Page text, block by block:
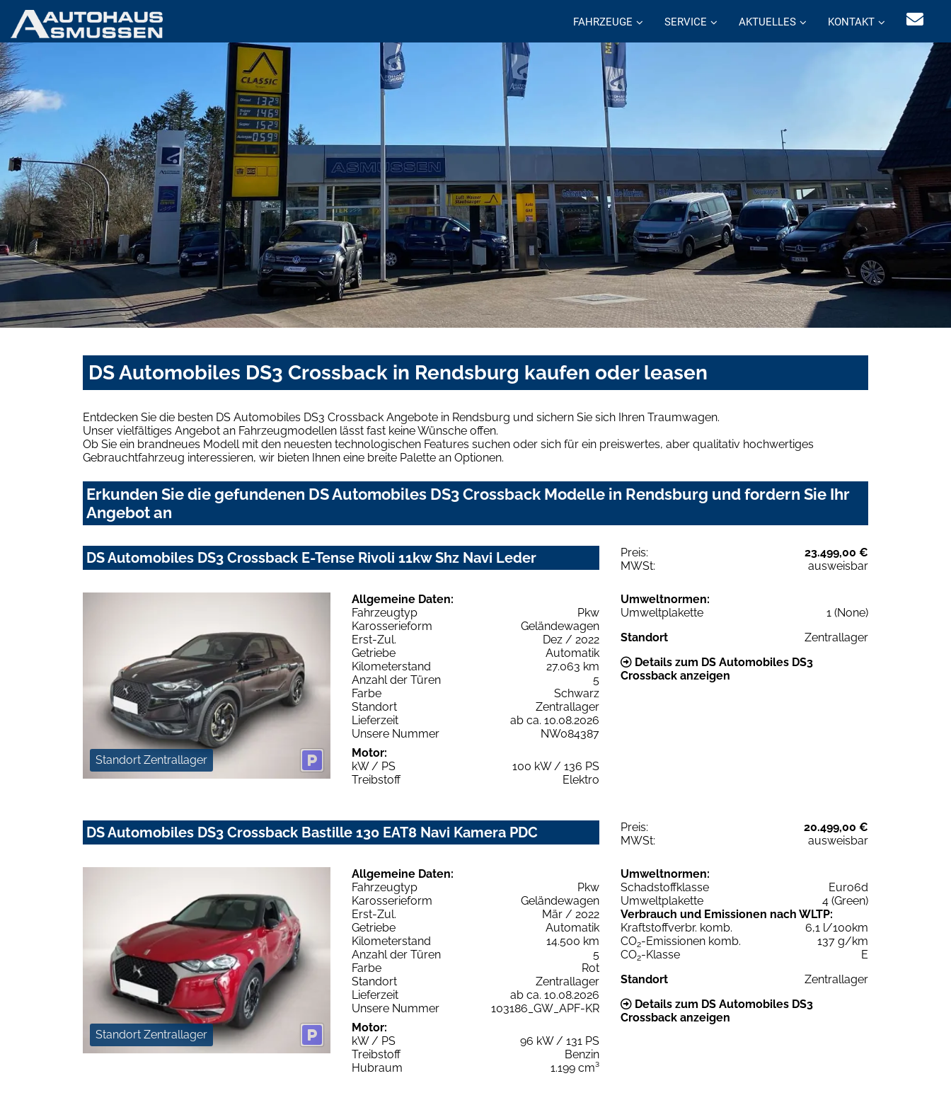
FAHRZEUGE SERVICE AKTUELLES KONTAKT
DS Automobiles DS3 Crossback in Rendsburg kaufen oder leasen
Entdecken Sie die besten DS Automobiles DS3 Crossback Angebote in Rendsburg und sichern Sie sich Ihren Traumwagen.
Unser vielfältiges Angebot an Fahrzeugmodellen lässt fast keine Wünsche offen.
Ob Sie ein brandneues Modell mit den neuesten technologischen Features suchen oder sich für ein preiswertes, aber qualitativ hochwertiges
Gebrauchtfahrzeug interessieren, wir bieten Ihnen eine breite Palette an Optionen.
Erkunden Sie die gefundenen DS Automobiles DS3 Crossback Modelle in Rendsburg und fordern Sie Ihr
Angebot an
DS Automobiles DS3 Crossback E-Tense Rivoli 11kw Shz Navi Leder Preis:
23.499,00 €
MWSt:
ausweisbar
Standort Zentrallager
Allgemeine Daten:
Fahrzeugtyp
Pkw
Karosserieform
Geländewagen
Erst-Zul.
Dez / 2022
Getriebe
Automatik
Kilometerstand
27.063 km
Anzahl der Türen
5
Farbe
Schwarz
Standort
Zentrallager
Lieferzeit
ab ca. 10.08.2026
Unsere Nummer
NW084387
Motor:
kW / PS
100 kW / 136 PS
Treibstoff
Elektro
Umweltnormen:
Umweltplakette
1 (None)
Standort
Zentrallager
Details zum DS Automobiles DS3
Crossback anzeigen
DS Automobiles DS3 Crossback Bastille 130 EAT8 Navi Kamera PDC Preis:
20.499,00 €
MWSt:
ausweisbar
Standort Zentrallager
Allgemeine Daten:
Fahrzeugtyp
Pkw
Karosserieform
Geländewagen
Erst-Zul.
Mär / 2022
Getriebe
Automatik
Kilometerstand
14.500 km
Anzahl der Türen
5
Farbe
Rot
Standort
Zentrallager
Lieferzeit
ab ca. 10.08.2026
Unsere Nummer
103186_GW_APF-KR
Motor:
kW / PS
96 kW / 131 PS
Treibstoff
Benzin
Hubraum
1.199 cm³
Umweltnormen:
Schadstoffklasse
Euro6d
Umweltplakette
4 (Green)
Verbrauch und Emissionen nach WLTP:
Kraftstoffverbr. komb.
6,1 l/100km
CO2-Emissionen komb.
137 g/km
CO2-Klasse
E
Standort
Zentrallager
Details zum DS Automobiles DS3
Crossback anzeigen